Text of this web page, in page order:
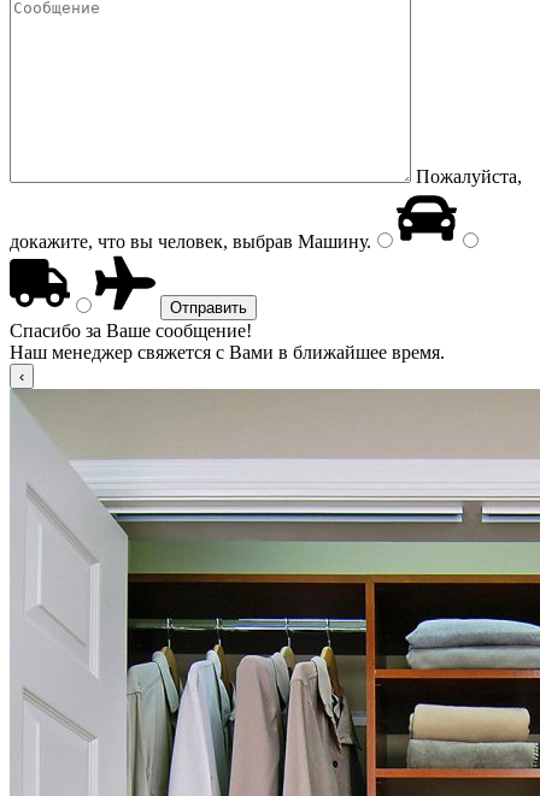
Пожалуйста,
докажите, что вы человек, выбрав Машину.
Спасибо за Ваше сообщение!
Наш менеджер свяжется с Вами в ближайшее время.